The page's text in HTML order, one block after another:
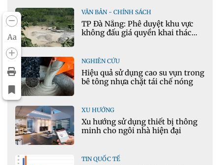
Aa
VĂN BẢN - CHÍNH SÁCH
TP Đà Nẵng: Phê duyệt khu vực
không đấu giá quyền khai thác
NGHIÊN CỨU
Hiệu quả sử dụng cao su vụn trong
bê tông nhựa chặt tái chế nóng
XU HƯỚNG
Xu hướng sử dụng thiết bị thông
minh cho ngôi nhà hiện đại
TIN QUỐC TẾ